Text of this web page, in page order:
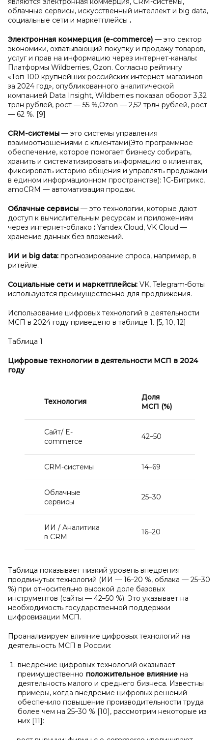
облачные сервисы, искусственный интеллект и big data,
социальные сети и маркетплейсы .
Электронная коммерция (e-commerce) — это сектор
экономики, охватывающий покупку и продажу товаров,
услуг и прав на информацию через интернет-каналы:
Платформы Wildberries, Ozon. Согласно рейтингу
«Топ-100 крупнейших российских интернет-магазинов
за 2024 год», опубликованного аналитической
компанией Data Insight, Wildberries показал оборот 3,32
трлн рублей, рост — 55 %,Ozon — 2,52 трлн рублей, рост
— 62 %. [9]
CRM-системы — это системы управления
взаимоотношениями с клиентами(Это программное
обеспечение, которое помогает бизнесу собирать,
хранить и систематизировать информацию о клиентах,
фиксировать историю общения и управлять продажами
в едином информационном пространстве): 1C-Битрикс,
amoCRM — автоматизация продаж.
Облачные сервисы — это технологии, которые дают
доступ к вычислительным ресурсам и приложениям
через интернет-облако : Yandex Cloud, VK Cloud —
хранение данных без вложений.
ИИ и big data: прогнозирование спроса, например, в
ритейле.
Социальные сети и маркетплейсы: VK, Telegram-боты
используются преимущественно для продвижения.
Использование цифровых технологий в деятельности
МСП в 2024 году приведено в таблице 1. [5, 10, 12]
Таблица 1
Цифровые технологии в деятельности МСП в 2024
году
Технология
Доля
МСП (%)
Сайт/ E-
commerce
42–50
CRM-системы 14–69
Облачные
сервисы
25–30
ИИ / Аналитика
в CRM
16–20
Таблица показывает низкий уровень внедрения
продвинутых технологий (ИИ — 16–20 %, облака — 25–30
%) при относительно высокой доле базовых
инструментов (сайты — 42–50 %). Это указывает на
необходимость государственной поддержки
цифровизации МСП.
Проанализируем влияние цифровых технологий на
деятельность МСП в России:
внедрение цифровых технологий оказывает
преимущественно положительное влияние на
деятельность малого и среднего бизнеса. Известны
примеры, когда внедрение цифровых решений
обеспечило повышение производительности труда
более чем на 25–30 % [10], рассмотрим некоторые из
них [11]: